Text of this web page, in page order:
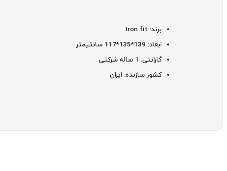
برند: Iron fit
ابعاد: 139*135*117 سانتیمتر
گارانتی: 1 ساله شرکتی
کشور سازنده: ایران